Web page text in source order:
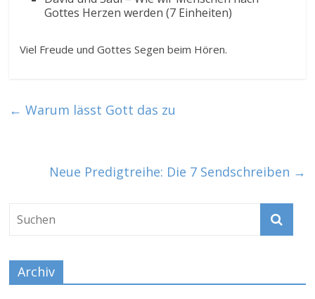
Gottes Herzen werden (7 Einheiten)
Viel Freude und Gottes Segen beim Hören.
← Warum lässt Gott das zu
Neue Predigtreihe: Die 7 Sendschreiben →
Archiv